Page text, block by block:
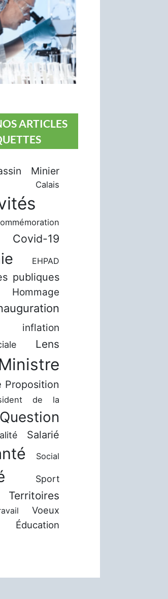
ARTICLES
Minier
Calais
Covid-19
EHPAD
publiques
Hommage
inflation
Lens
Proposition
de la
Question
Salarié
Social
Sport
Territoires
Voeux
Éducation